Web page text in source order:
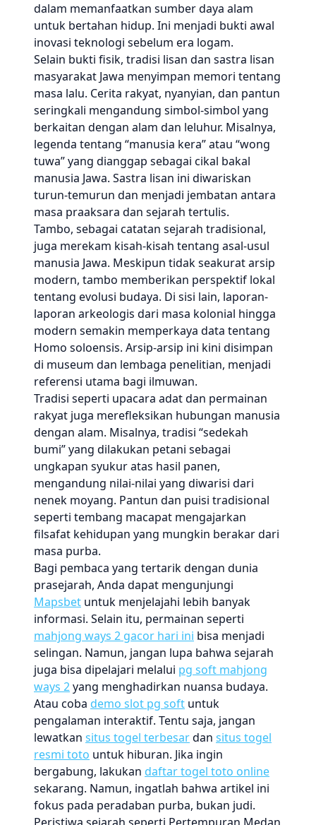
dalam memanfaatkan sumber daya alam
untuk bertahan hidup. Ini menjadi bukti awal
inovasi teknologi sebelum era logam.
Selain bukti fisik, tradisi lisan dan sastra lisan
masyarakat Jawa menyimpan memori tentang
masa lalu. Cerita rakyat, nyanyian, dan pantun
seringkali mengandung simbol-simbol yang
berkaitan dengan alam dan leluhur. Misalnya,
legenda tentang “manusia kera” atau “wong
tuwa” yang dianggap sebagai cikal bakal
manusia Jawa. Sastra lisan ini diwariskan
turun-temurun dan menjadi jembatan antara
masa praaksara dan sejarah tertulis.
Tambo, sebagai catatan sejarah tradisional,
juga merekam kisah-kisah tentang asal-usul
manusia Jawa. Meskipun tidak seakurat arsip
modern, tambo memberikan perspektif lokal
tentang evolusi budaya. Di sisi lain, laporan-
laporan arkeologis dari masa kolonial hingga
modern semakin memperkaya data tentang
Homo soloensis. Arsip-arsip ini kini disimpan
di museum dan lembaga penelitian, menjadi
referensi utama bagi ilmuwan.
Tradisi seperti upacara adat dan permainan
rakyat juga merefleksikan hubungan manusia
dengan alam. Misalnya, tradisi “sedekah
bumi” yang dilakukan petani sebagai
ungkapan syukur atas hasil panen,
mengandung nilai-nilai yang diwarisi dari
nenek moyang. Pantun dan puisi tradisional
seperti tembang macapat mengajarkan
filsafat kehidupan yang mungkin berakar dari
masa purba.
Bagi pembaca yang tertarik dengan dunia
prasejarah, Anda dapat mengunjungi
Mapsbet untuk menjelajahi lebih banyak
informasi. Selain itu, permainan seperti
mahjong ways 2 gacor hari ini bisa menjadi
selingan. Namun, jangan lupa bahwa sejarah
juga bisa dipelajari melalui pg soft mahjong
ways 2yang menghadirkan nuansa budaya.
Atau coba demo slot pg soft untuk
pengalaman interaktif. Tentu saja, jangan
lewatkan situs togel terbesardan situs togel
resmi toto untuk hiburan. Jika ingin
bergabung, lakukan daftar togel toto online
sekarang. Namun, ingatlah bahwa artikel ini
fokus pada peradaban purba, bukan judi.